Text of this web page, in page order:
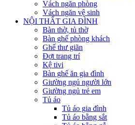
Vách ngăn phòng
Vách ngăn vệ sinh
NỘI THẤT GIA ĐÌNH
Bàn thờ, tủ thờ
Bàn ghế phòng khách
Ghế thư giãn
Đợt trang trí
Kệ tivi
Bàn ghế ăn gia đình
Giường ngủ người lớn
Giường ngủ trẻ em
Tủ áo
Tủ áo gia đình
Tủ áo bằng sắt